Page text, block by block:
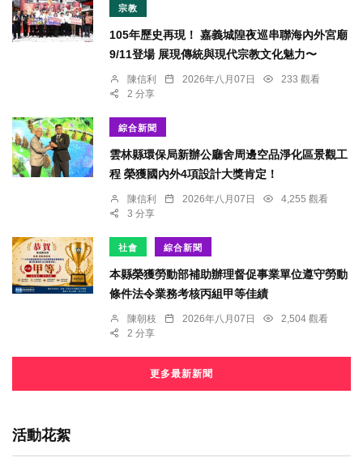
宗教
105年歷史再現！ 嘉義城隍夜巡串聯海內外宮廟
9/11登場 展現傳統與現代宗教文化魅力〜
陳信利 2026年八月07日
233 觀看
2 分享
綜合新聞
雲林縣環保局新辦公廳舍周邊空品淨化區景觀工
程 榮獲國內外4項設計大獎肯定！
陳信利 2026年八月07日
4,255 觀看
3 分享
社會 綜合新聞
本縣榮獲勞動部補助辦理督促事業單位遵守勞動
條件法令業務考核丙組甲等佳績
陳朝枝 2026年八月07日
2,504 觀看
2 分享
更多最新新聞
活動花絮